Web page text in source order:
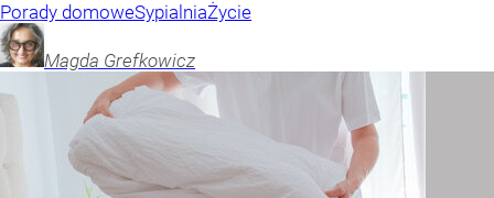
Porady domoweSypialniaŻycie
Magda Grefkowicz